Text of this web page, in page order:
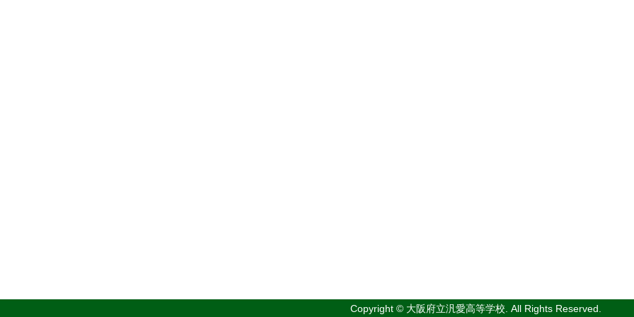
Copyright © 大阪府立汎愛高等学校. All Rights Reserved.